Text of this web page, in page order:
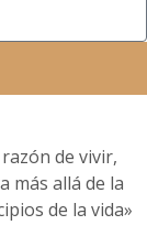
de vivir,
más allá de la
de la vida»